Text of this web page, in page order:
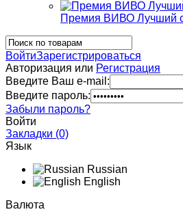
Премия ВИВО Лучший
ВойтиЗарегистрироваться
Авторизация или Регистрация
Введите Ваш e-mail:
Введите пароль:
Забыли пароль?
Войти
Закладки (0)
Язык
Russian
English
Валюта